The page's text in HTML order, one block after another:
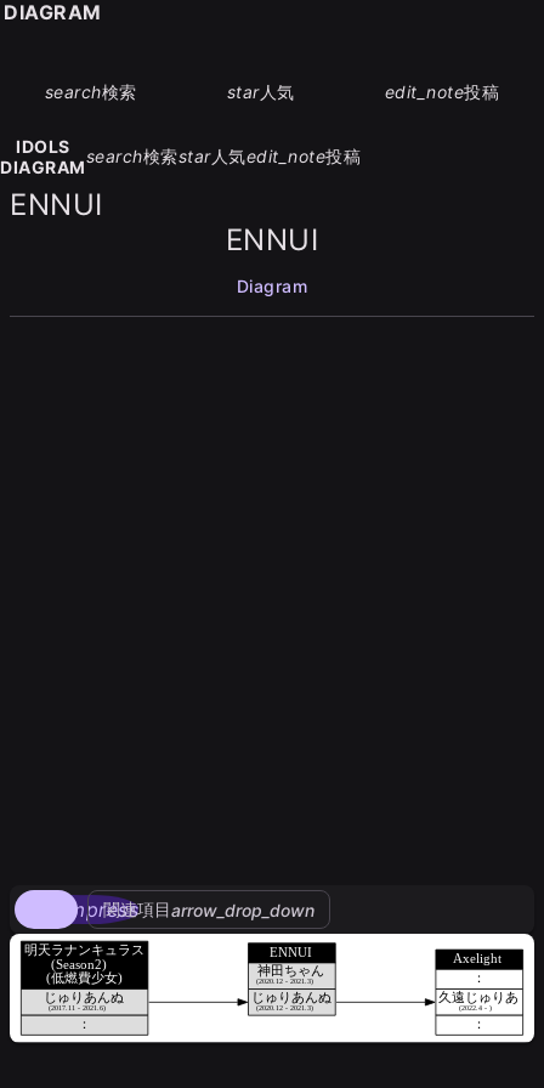
search検索 star人気 edit_note投稿
IDOLS
DIAGRAM
search検索star人気edit_note投稿
ENNUI
ENNUI
Diagram
compress
関連項目arrow_drop_down